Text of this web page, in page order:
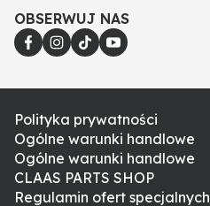
OBSERWUJ NAS
Polityka prywatności
Ogólne warunki handlowe
Ogólne warunki handlowe
CLAAS PARTS SHOP
Regulamin ofert specjalnych